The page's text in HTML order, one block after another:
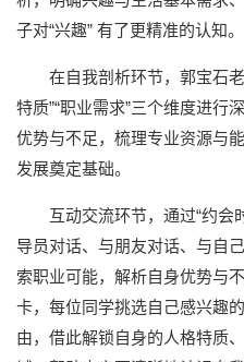
子对“兴趣” 有了更精准的认知。
在自我剖析环节，郭宝石
特质”“职业需求”三个维度进行
优势与不足，梳理专业资源与
发展奠定基础。
互动交流环节，通过“约会
导员对话、与朋友对话、与自
索职业可能，解析自身优势与
卡，每位同学挑选自己感兴趣
由，借此解锁自身的人格特质